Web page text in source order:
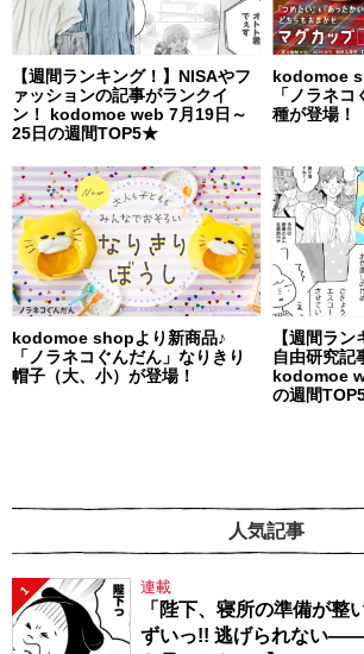
【週間ランキング！】NISAやフ
ァッションの記事がランクイ
ン！ kodomoe web 7月19日～
25日の週間TOP5★
kodomoe
「ノラネ
種が登場！
kodomoe shopより新商品♪
「ノラネコぐんだん」なりきり
帽子（大、小）が登場！
【週間ラ
自由研究記
kodomoe
の週間
人気記事
1 連載
「陛下、寝所の準備が整
ずいっ!! 逃げられない